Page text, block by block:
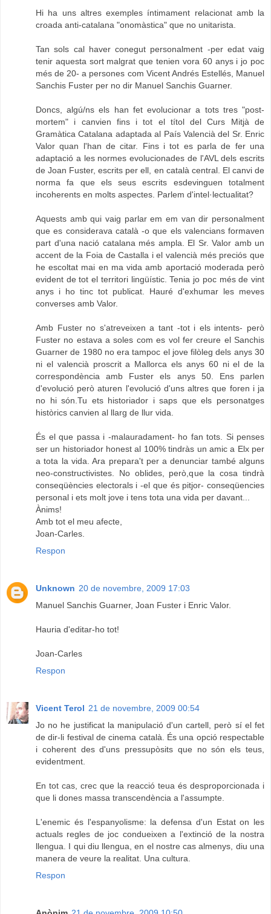
Hi ha uns altres exemples íntimament relacionat amb la
croada anti-catalana "onomàstica" que no unitarista.
Tan sols cal haver conegut personalment -per edat vaig
tenir aquesta sort malgrat que tenien vora 60 anys i jo poc
més de 20- a persones com Vicent Andrés Estellés, Manuel
Sanchis Fuster per no dir Manuel Sanchis Guarner.
Doncs, algú/ns els han fet evolucionar a tots tres "post-
mortem" i canvien fins i tot el títol del Curs Mitjà de
Gramàtica Catalana adaptada al País Valencià del Sr. Enric
Valor quan l'han de citar. Fins i tot es parla de fer una
adaptació a les normes evolucionades de l'AVL dels escrits
de Joan Fuster, escrits per ell, en català central. El canvi de
norma fa que els seus escrits esdevinguen totalment
incoherents en molts aspectes. Parlem d'intel·lectualitat?
Aquests amb qui vaig parlar em em van dir personalment
que es considerava català -o que els valencians formaven
part d'una nació catalana més ampla. El Sr. Valor amb un
accent de la Foia de Castalla i el valencià més preciós que
he escoltat mai en ma vida amb aportació moderada però
evident de tot el territori lingüístic. Tenia jo poc més de vint
anys i ho tinc tot publicat. Hauré d'exhumar les meves
converses amb Valor.
Amb Fuster no s'atreveixen a tant -tot i els intents- però
Fuster no estava a soles com es vol fer creure el Sanchis
Guarner de 1980 no era tampoc el jove filòleg dels anys 30
ni el valencià proscrit a Mallorca els anys 60 ni el de la
correspondència amb Fuster els anys 50. Ens parlen
d'evolució però aturen l'evolució d'uns altres que foren i ja
no hi són.Tu ets historiador i saps que els personatges
històrics canvien al llarg de llur vida.
És el que passa i -malauradament- ho fan tots. Si penses
ser un historiador honest al 100% tindràs un amic a Elx per
a tota la vida. Ara prepara't per a denunciar també alguns
neo-constructivistes. No oblides, però,que la cosa tindrà
conseqüències electorals i -el que és pitjor- conseqüencies
personal i ets molt jove i tens tota una vida per davant...
Ànims!
Amb tot el meu afecte,
Joan-Carles.
Respon
Unknown 20 de novembre, 2009 17:03
Manuel Sanchis Guarner, Joan Fuster i Enric Valor.
Hauria d'editar-ho tot!
Joan-Carles
Respon
Vicent Terol 21 de novembre, 2009 00:54
Jo no he justificat la manipulació d'un cartell, però sí el fet
de dir-li festival de cinema català. És una opció respectable
i coherent des d'uns pressupòsits que no són els teus,
evidentment.
En tot cas, crec que la reacció teua és desproporcionada i
que li dones massa transcendència a l'assumpte.
L'enemic és l'espanyolisme: la defensa d'un Estat on les
actuals regles de joc condueixen a l'extinció de la nostra
llengua. I qui diu llengua, en el nostre cas almenys, diu una
manera de veure la realitat. Una cultura.
Respon